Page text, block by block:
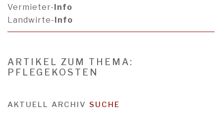
Vermieter-Info
Landwirte-Info
ARTIKEL ZUM THEMA:
PFLEGEKOSTEN
AKTUELL ARCHIV SUCHE